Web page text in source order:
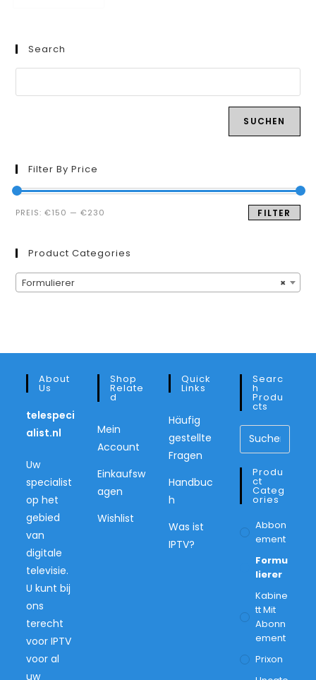
Search
SUCHEN
Filter By Price
Min.
Max.
FILTER
PREIS:€150 —€230
Product Categories
×
Formulierer
About
Us
telespeci
alist.nl
Uw
specialist
op het
gebied
van
digitale
televisie.
U kunt bij
ons
terecht
voor IPTV
voor al
uw
Shop
Relate
D
Mein
Account
Einkaufsw
agen
Wishlist
Quick
Links
Häufig
gestellte
Fragen
Handbuc
h
Was ist
IPTV?
Searc
H
Produ
Cts
Produ
Ct
Categ
Ories
Abbon
Ement
Formu
Lierer
Kabine
Tt Mit
Abonn
Ement
Prixon